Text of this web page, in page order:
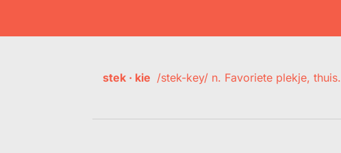
stek · kie /stek-key/ n. Favoriete plekje, thuis.